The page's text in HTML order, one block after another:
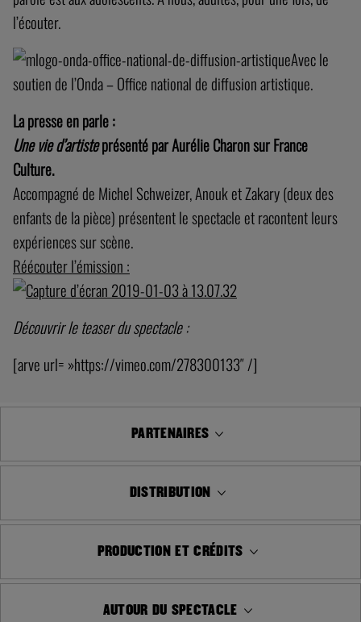
l’écouter.
Avec le
soutien de l’Onda – Office national de diffusion artistique.
La presse en parle :
Une vie d’artisteprésenté par Aurélie Charon sur France
Culture.
Accompagné de Michel Schweizer, Anouk et Zakary (deux des
enfants de la pièce) présentent le spectacle et racontent leurs
expériences sur scène.
Réécouter l’émission :
Découvrir le teaser du spectacle :
[arve url= »https://vimeo.com/278300133″ /]
PARTENAIRES
DISTRIBUTION
PRODUCTION ET CRÉDITS
AUTOUR DU SPECTACLE